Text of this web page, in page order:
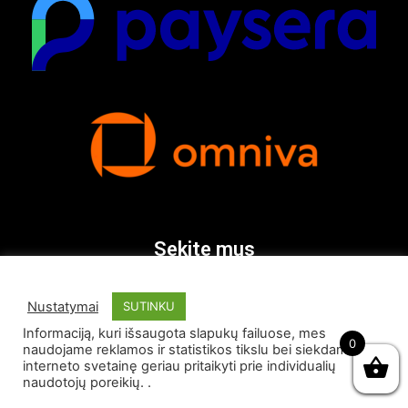
Sekite mus
© Visos teisės saugomos 2026
Nustatymai SUTINKU
Informaciją, kuri išsaugota slapukų failuose, mes
naudojame reklamos ir statistikos tikslu bei siekdami
interneto svetainę geriau pritaikyti prie individualių
naudotojų poreikių. .
0